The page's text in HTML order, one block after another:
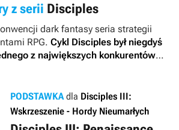
z serii Disciples
dark fantasy seria strategii
RPG. Cykl Disciples był niegdyś
z największych konkurentów
części serii były dziełami zespołu
odsłona cyklu została opracowana
a jej odświeżona i poprawiona wersja –
Czwarta gra spod szyldu
Disciples
PODSTAWKAdla Disciples III:
Wskrzeszenie - Hordy Nieumarłych